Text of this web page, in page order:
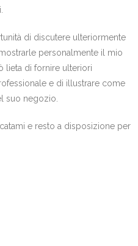
di discutere ulteriormente
personalmente il mio
lieta di fornire ulteriori
e di illustrare come
suo negozio.
e resto a disposizione per